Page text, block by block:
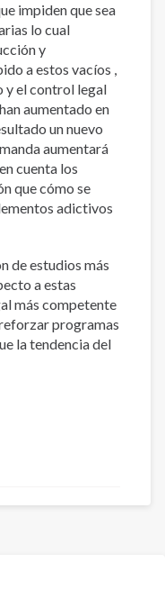
impiden que sea
lo cual
y
a estos vacíos ,
y el control legal
aumentado en
un nuevo
aumentará
cuenta los
que cómo se
adictivos
de estudios más
a estas
más competente
programas
la tendencia del